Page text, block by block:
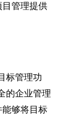
管理提供
标管理功
的企业管理
够将目标